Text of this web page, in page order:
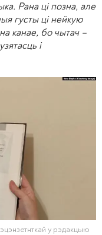
Рана ці позна, але
густы ці нейкую
канае, бо чытач –
і
у рэдакцыю